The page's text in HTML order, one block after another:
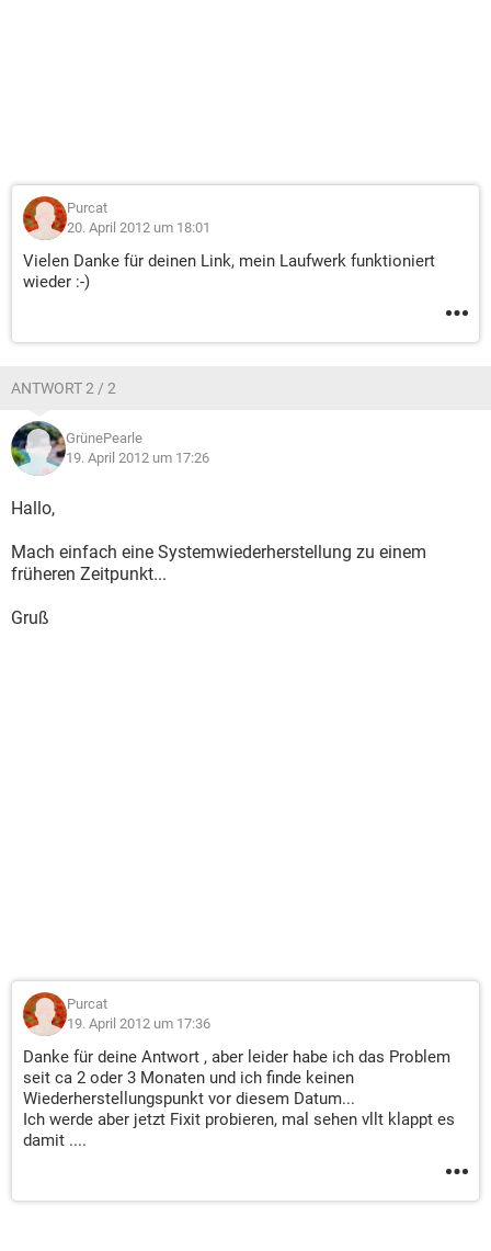
Purcat
20. April 2012 um 18:01
Vielen Danke für deinen Link, mein Laufwerk funktioniert
wieder :-)
ANTWORT 2 / 2
GrünePearle
19. April 2012 um 17:26
Hallo,
Mach einfach eine Systemwiederherstellung zu einem
früheren Zeitpunkt...
Gruß
Purcat
19. April 2012 um 17:36
Danke für deine Antwort , aber leider habe ich das Problem
seit ca 2 oder 3 Monaten und ich finde keinen
Wiederherstellungspunkt vor diesem Datum...
Ich werde aber jetzt Fixit probieren, mal sehen vllt klappt es
damit ....